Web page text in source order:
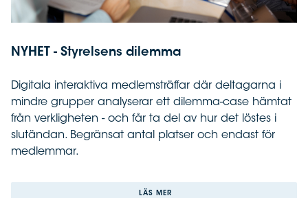
NYHET - Styrelsens dilemma
Digitala interaktiva medlemsträffar där deltagarna i
mindre grupper analyserar ett dilemma-case hämtat
från verkligheten - och får ta del av hur det löstes i
slutändan. Begränsat antal platser och endast för
medlemmar.
LÄS MER